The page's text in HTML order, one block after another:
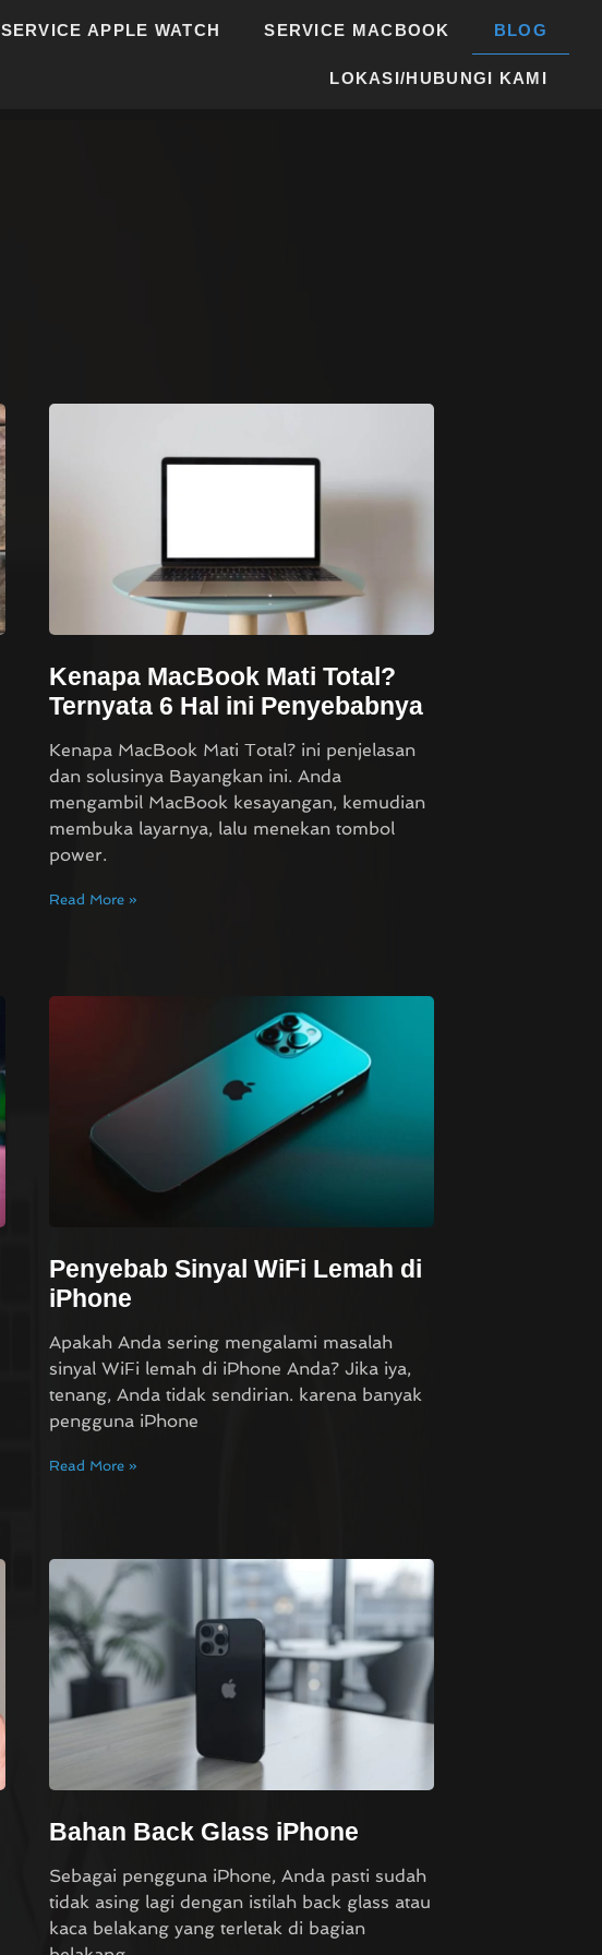
SERVICE APPLE WATCH SERVICE MACBOOK BLOG
LOKASI/HUBUNGI KAMI
Kenapa MacBook Mati Total?
Ternyata 6 Hal ini Penyebabnya
Kenapa MacBook Mati Total? ini penjelasan
dan solusinya Bayangkan ini. Anda
mengambil MacBook kesayangan, kemudian
membuka layarnya, lalu menekan tombol
power.
Read More »
Penyebab Sinyal WiFi Lemah di
iPhone
Apakah Anda sering mengalami masalah
sinyal WiFi lemah di iPhone Anda? Jika iya,
tenang, Anda tidak sendirian. karena banyak
pengguna iPhone
Read More »
Bahan Back Glass iPhone
Sebagai pengguna iPhone, Anda pasti sudah
tidak asing lagi dengan istilah back glass atau
kaca belakang yang terletak di bagian